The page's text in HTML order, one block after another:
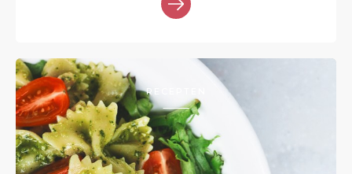
RECEPTEN